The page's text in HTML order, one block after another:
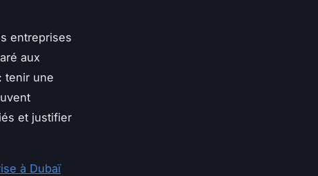
entreprises
aux
tenir une
et justifier
à Dubaï